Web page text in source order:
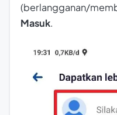
(berlangganan/
Masuk.